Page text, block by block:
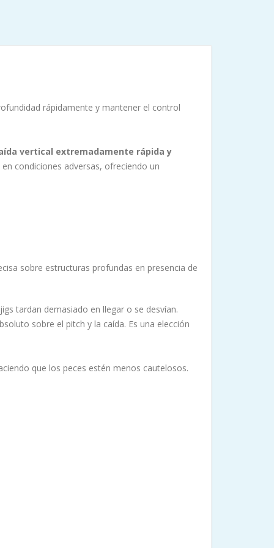
rápidamente y mantener el control
vertical extremadamente rápida y
condiciones adversas, ofreciendo un
sobre estructuras profundas en presencia de
tardan demasiado en llegar o se desvían.
sobre el pitch y la caída. Es una elección
que los peces estén menos cautelosos.